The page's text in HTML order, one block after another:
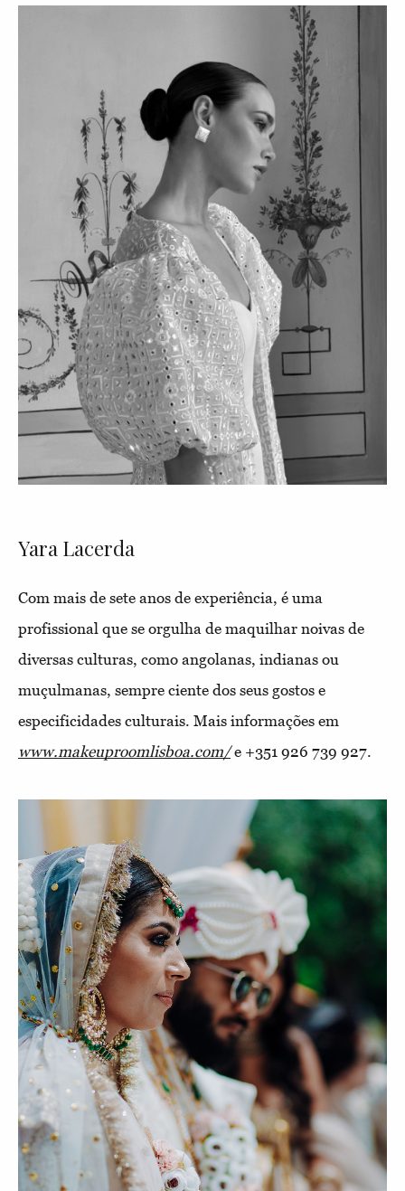
Yara Lacerda
Com mais de sete anos de experiência, é uma
profissional que se orgulha de maquilhar noivas de
diversas culturas, como angolanas, indianas ou
muçulmanas, sempre ciente dos seus gostos e
especificidades culturais. Mais informações em
www.makeuproomlisboa.com/e +351 926 739 927.